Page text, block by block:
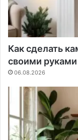
Как сделать
своими руками
06.08.2026